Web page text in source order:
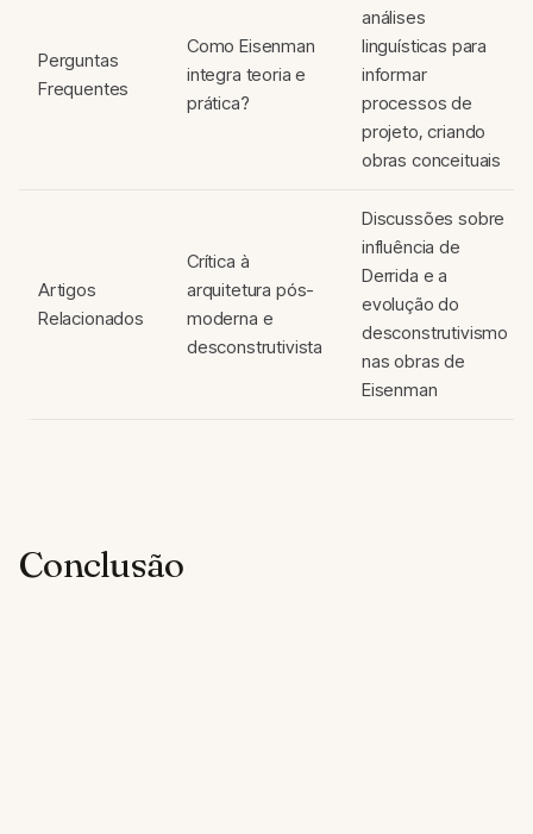
Perguntas
Frequentes
Como Eisenman
integra teoria e
prática?
análises
linguísticas para
informar
processos de
projeto, criando
obras conceituais
Artigos
Relacionados
Crítica à
arquitetura pós-
moderna e
desconstrutivista
Discussões sobre
influência de
Derrida e a
evolução do
desconstrutivismo
nas obras de
Eisenman
Conclusão